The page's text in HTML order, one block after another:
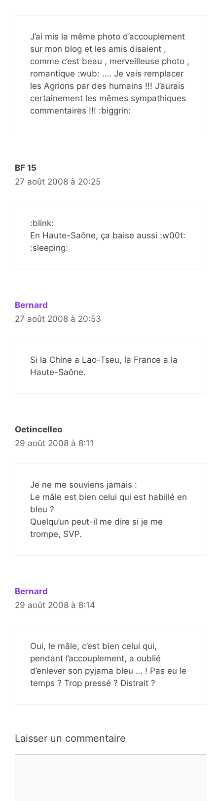
J’ai mis la même photo d’accouplement
sur mon blog et les amis disaient ,
comme c’est beau , merveilleuse photo ,
romantique :wub: …. Je vais remplacer
les Agrions par des humains !!! J’aurais
certainement les mêmes sympathiques
commentaires !!! :biggrin:
BF 15
27 août 2008 à 20:25
:blink:
En Haute-Saône, ça baise aussi :w00t:
:sleeping:
Bernard
27 août 2008 à 20:53
Si la Chine a Lao-Tseu, la France a la
Haute-Saône.
Oetincelleo
29 août 2008 à 8:11
Je ne me souviens jamais :
Le mâle est bien celui qui est habillé en
bleu ?
Quelqu’un peut-il me dire si je me
trompe, SVP.
Bernard
29 août 2008 à 8:14
Oui, le mâle, c’est bien celui qui,
pendant l’accouplement, a oublié
d’enlever son pyjama bleu … ! Pas eu le
temps ? Trop pressé ? Distrait ?
Laisser un commentaire